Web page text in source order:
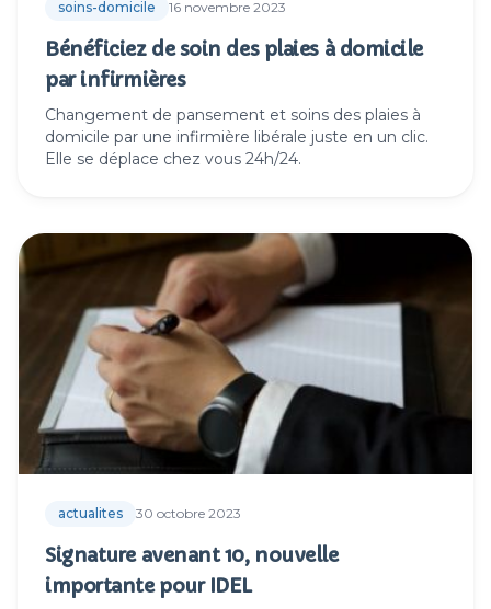
soins-domicile 16 novembre 2023
Bénéficiez de soin des plaies à domicile
par infirmières
Changement de pansement et soins des plaies à
domicile par une infirmière libérale juste en un clic.
Elle se déplace chez vous 24h/24.
actualites 30 octobre 2023
Signature avenant 10, nouvelle
importante pour IDEL